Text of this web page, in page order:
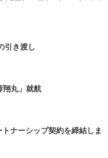
引き渡し
翔丸」就航
ナーシップ契約を締結しま